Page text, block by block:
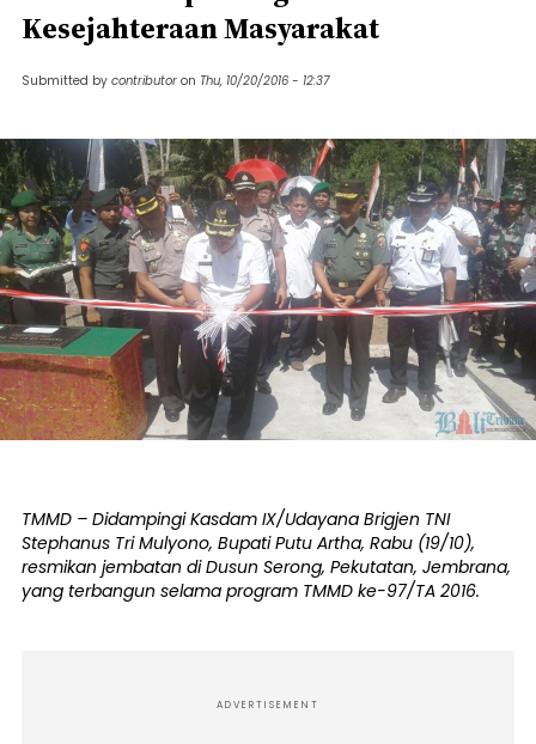
Kesejahteraan Masyarakat
Submitted by contributor on Thu, 10/20/2016 - 12:37
TMMD – Didampingi Kasdam IX/Udayana Brigjen TNI
Stephanus Tri Mulyono, Bupati Putu Artha, Rabu (19/10),
resmikan jembatan di Dusun Serong, Pekutatan, Jembrana,
yang terbangun selama program TMMD ke-97/TA 2016.
ADVERTISEMENT